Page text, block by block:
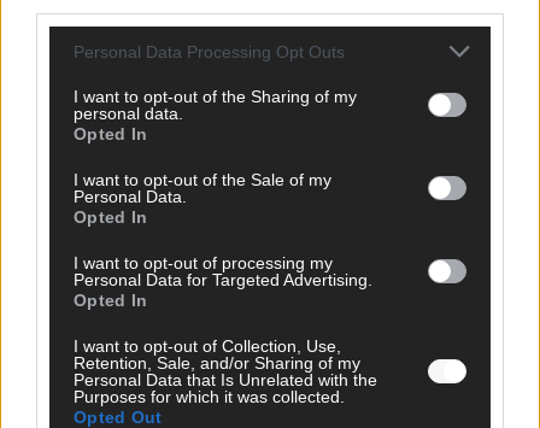
Personal Data Processing Opt Outs
I want to opt-out of the Sharing of my
personal data.
Opted In
I want to opt-out of the Sale of my
Personal Data.
Opted In
I want to opt-out of processing my
Personal Data for Targeted Advertising.
Opted In
I want to opt-out of Collection, Use,
Retention, Sale, and/or Sharing of my
Personal Data that Is Unrelated with the
Purposes for which it was collected.
Opted Out
E-Mail
Benachrichtige mich über nachfolgende Kommentare via E-
Benachrichtige mich über neue Beiträge via E-Mail.